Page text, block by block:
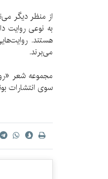
از منظر دیگر
به نوعی
هستند.
می‌برند.
مجموعه شعر
سوی انتشارات